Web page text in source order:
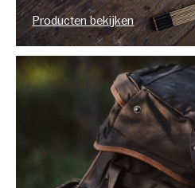
Producten bekijken